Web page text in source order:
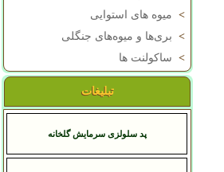
> میوه های استوایی
> بری‌ها و میوه‌های جنگلی
> ساکولنت ها
تبلیغات
پد سلولزی سرمایش گلخانه